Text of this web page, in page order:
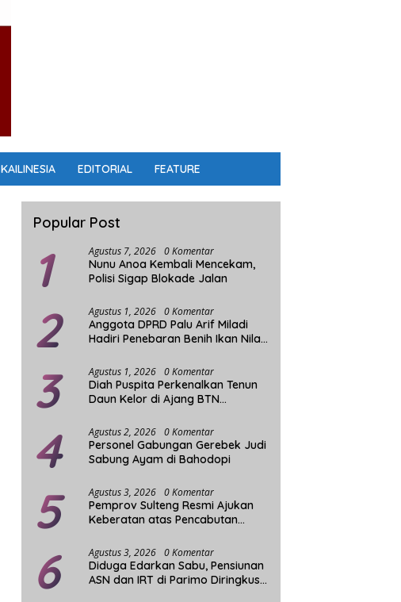
KAILINESIA EDITORIAL FEATURE
Popular Post
1 Agustus 7, 2026 0 Komentar
Nunu Anoa Kembali Mencekam,
Polisi Sigap Blokade Jalan
2 Agustus 1, 2026 0 Komentar
Anggota DPRD Palu Arif Miladi
Hadiri Penebaran Benih Ikan Nila
3 Agustus 1, 2026 0 Komentar
Diah Puspita Perkenalkan Tenun
Daun Kelor di Ajang BTN
4 Agustus 2, 2026 0 Komentar
Personel Gabungan Gerebek Judi
Sabung Ayam di Bahodopi
5 Agustus 3, 2026 0 Komentar
Pemprov Sulteng Resmi Ajukan
Keberatan atas Pencabutan
6 Agustus 3, 2026 0 Komentar
Diduga Edarkan Sabu, Pensiunan
ASN dan IRT di Parimo Diringkus